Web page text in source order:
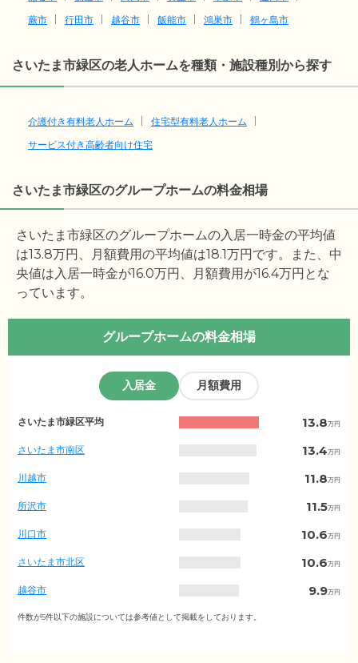
蕨市
行田市 越谷市 飯能市 鴻巣市 鶴ヶ島市
さいたま市緑区の老人ホームを種類・施設種別から探す
介護付き有料老人ホーム
住宅型有料老人ホーム
サービス付き高齢者向け住宅
さいたま市緑区のグループホームの料金相場
さいたま市緑区のグループホームの入居一時金の平均値
は13.8万円、月額費用の平均値は18.1万円です。また、中
央値は入居一時金が16.0万円、月額費用が16.4万円とな
っています。
グループホームの料金相場
入居金 月額費用
玉
の
入
居
金
相
場
区
村
さいたま市緑区平均 13.8万円
さいたま市南区 13.4万円
川越市 11.8万円
所沢市 11.5万円
川口市 10.6万円
さいたま市北区 10.6万円
越谷市 9.9万円
春日部市
件数が5件以下の施設については参考値として掲載をしております。